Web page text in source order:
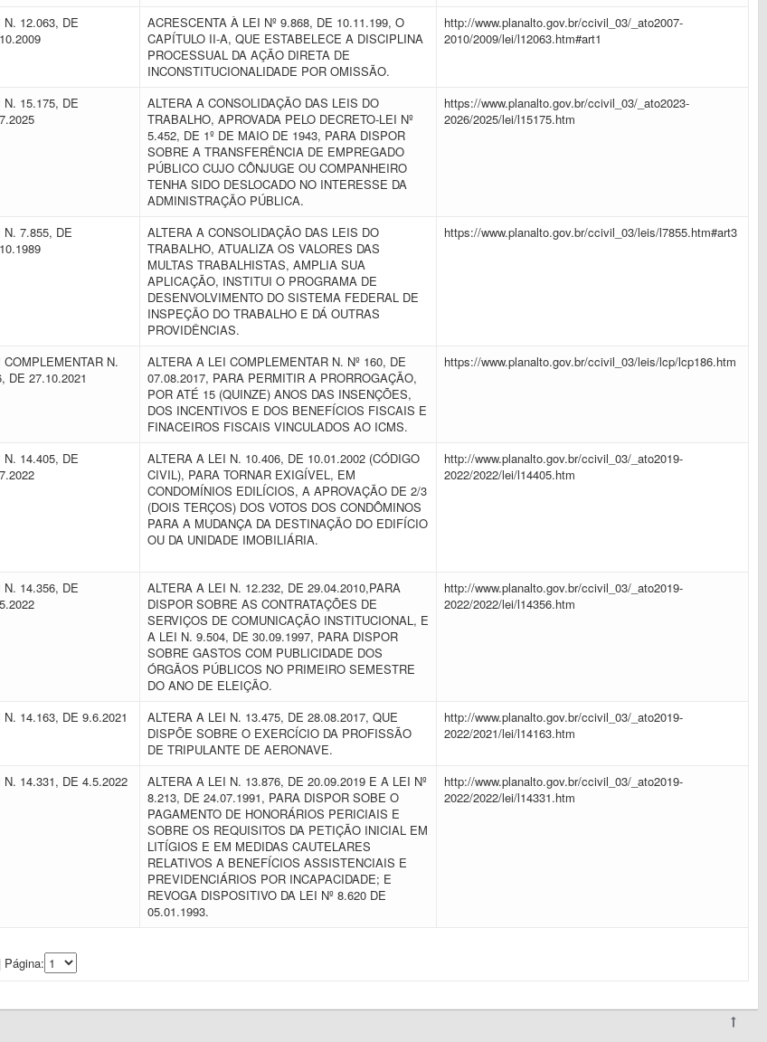
N. 12.063, DE
ACRESCENTA À LEI Nº 9.868, DE 10.11.199, O
CAPÍTULO II-A, QUE ESTABELECE A DISCIPLINA
PROCESSUAL DA AÇÃO DIRETA DE
INCONSTITUCIONALIDADE POR OMISSÃO.
http://www.planalto.gov.br/ccivil_03/_ato2007-
2010/2009/lei/l12063.htm#art1
N. 15.175, DE
ALTERA A CONSOLIDAÇÃO DAS LEIS DO
TRABALHO, APROVADA PELO DECRETO-LEI Nº
5.452, DE 1º DE MAIO DE 1943, PARA DISPOR
SOBRE A TRANSFERÊNCIA DE EMPREGADO
PÚBLICO CUJO CÔNJUGE OU COMPANHEIRO
TENHA SIDO DESLOCADO NO INTERESSE DA
ADMINISTRAÇÃO PÚBLICA.
https://www.planalto.gov.br/ccivil_03/_ato2023-
2026/2025/lei/l15175.htm
N. 7.855, DE
ALTERA A CONSOLIDAÇÃO DAS LEIS DO
TRABALHO, ATUALIZA OS VALORES DAS
MULTAS TRABALHISTAS, AMPLIA SUA
APLICAÇÃO, INSTITUI O PROGRAMA DE
DESENVOLVIMENTO DO SISTEMA FEDERAL DE
INSPEÇÃO DO TRABALHO E DÁ OUTRAS
PROVIDÊNCIAS.
https://www.planalto.gov.br/ccivil_03/leis/l7855.htm#art3
COMPLEMENTAR N.
DE 27.10.2021
ALTERA A LEI COMPLEMENTAR N. Nº 160, DE
07.08.2017, PARA PERMITIR A PRORROGAÇÃO,
POR ATÉ 15 (QUINZE) ANOS DAS INSENÇÕES,
DOS INCENTIVOS E DOS BENEFÍCIOS FISCAIS E
FINACEIROS FISCAIS VINCULADOS AO ICMS.
https://www.planalto.gov.br/ccivil_03/leis/lcp/lcp186.htm
N. 14.405, DE
ALTERA A LEI N. 10.406, DE 10.01.2002 (CÓDIGO
CIVIL), PARA TORNAR EXIGÍVEL, EM
CONDOMÍNIOS EDILÍCIOS, A APROVAÇÃO DE 2/3
(DOIS TERÇOS) DOS VOTOS DOS CONDÔMINOS
PARA A MUDANÇA DA DESTINAÇÃO DO EDIFÍCIO
OU DA UNIDADE IMOBILIÁRIA.
http://www.planalto.gov.br/ccivil_03/_ato2019-
2022/2022/lei/l14405.htm
N. 14.356, DE
ALTERA A LEI N. 12.232, DE 29.04.2010,PARA
DISPOR SOBRE AS CONTRATAÇÕES DE
SERVIÇOS DE COMUNICAÇÃO INSTITUCIONAL, E
A LEI N. 9.504, DE 30.09.1997, PARA DISPOR
SOBRE GASTOS COM PUBLICIDADE DOS
ÓRGÃOS PÚBLICOS NO PRIMEIRO SEMESTRE
DO ANO DE ELEIÇÃO.
http://www.planalto.gov.br/ccivil_03/_ato2019-
2022/2022/lei/l14356.htm
N. 14.163, DE 9.6.2021
ALTERA A LEI N. 13.475, DE 28.08.2017, QUE
DISPÕE SOBRE O EXERCÍCIO DA PROFISSÃO
DE TRIPULANTE DE AERONAVE.
http://www.planalto.gov.br/ccivil_03/_ato2019-
2022/2021/lei/l14163.htm
N. 14.331, DE 4.5.2022
ALTERA A LEI N. 13.876, DE 20.09.2019 E A LEI Nº
8.213, DE 24.07.1991, PARA DISPOR SOBE O
PAGAMENTO DE HONORÁRIOS PERICIAIS E
SOBRE OS REQUISITOS DA PETIÇÃO INICIAL EM
LITÍGIOS E EM MEDIDAS CAUTELARES
RELATIVOS A BENEFÍCIOS ASSISTENCIAIS E
PREVIDENCIÁRIOS POR INCAPACIDADE; E
REVOGA DISPOSITIVO DA LEI Nº 8.620 DE
05.01.1993.
http://www.planalto.gov.br/ccivil_03/_ato2019-
2022/2022/lei/l14331.htm
Página: